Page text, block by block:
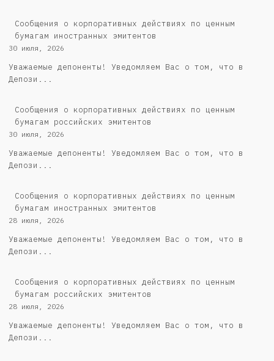
Сообщения о корпоративных действиях по ценным
бумагам иностранных эмитентов
30 июля, 2026
Уважаемые депоненты! Уведомляем Вас о том, что в
Депози...
Cообщения о корпоративных действиях по ценным
бумагам российских эмитентов
30 июля, 2026
Уважаемые депоненты! Уведомляем Вас о том, что в
Депози...
Сообщения о корпоративных действиях по ценным
бумагам иностранных эмитентов
28 июля, 2026
Уважаемые депоненты! Уведомляем Вас о том, что в
Депози...
Cообщения о корпоративных действиях по ценным
бумагам российских эмитентов
28 июля, 2026
Уважаемые депоненты! Уведомляем Вас о том, что в
Депози...